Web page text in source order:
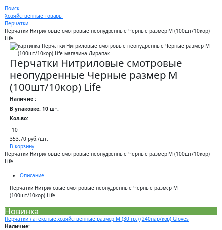
Поиск
Хозяйственные товары
Перчатки
Перчатки Нитриловые смотровые неопудренные Черные размер M (100шт/10кор)
Life
Перчатки Нитриловые смотровые
неопудренные Черные размер M
(100шт/10кор) Life
Наличие :
В упаковке: 10 шт.
Кол-во:
353.70 руб./шт.
В корзину
Перчатки Нитриловые смотровые неопудренные Черные размер M (100шт/10кор)
Life
Описание
Перчатки Нитриловые смотровые неопудренные Черные размер M
(100шт/10кор) Life
Новинка
Перчатки латексные хозяйственные размер M (30 гр.) (240пар/кор) Gloves
Наличие: